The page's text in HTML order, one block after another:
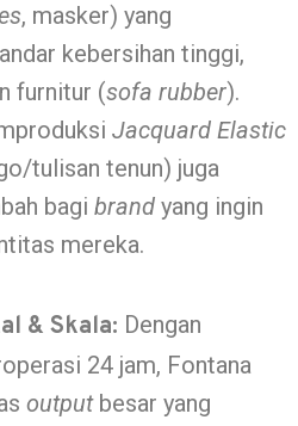
, masker) yang
kebersihan tinggi,
furnitur (sofa rubber).
Jacquard Elastic
tulisan tenun) juga
bagi brandyang ingin
mereka.
& Skala: Dengan
24 jam, Fontana
outputbesar yang